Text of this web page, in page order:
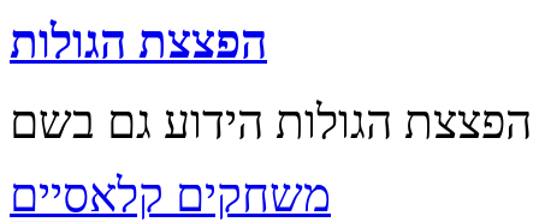
הפצצת הגולות
משחקים קלאסיים